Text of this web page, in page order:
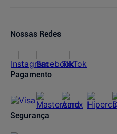
Trocas e Devoluções
Regulamentos
Nossas Redes
Pagamento
Segurança